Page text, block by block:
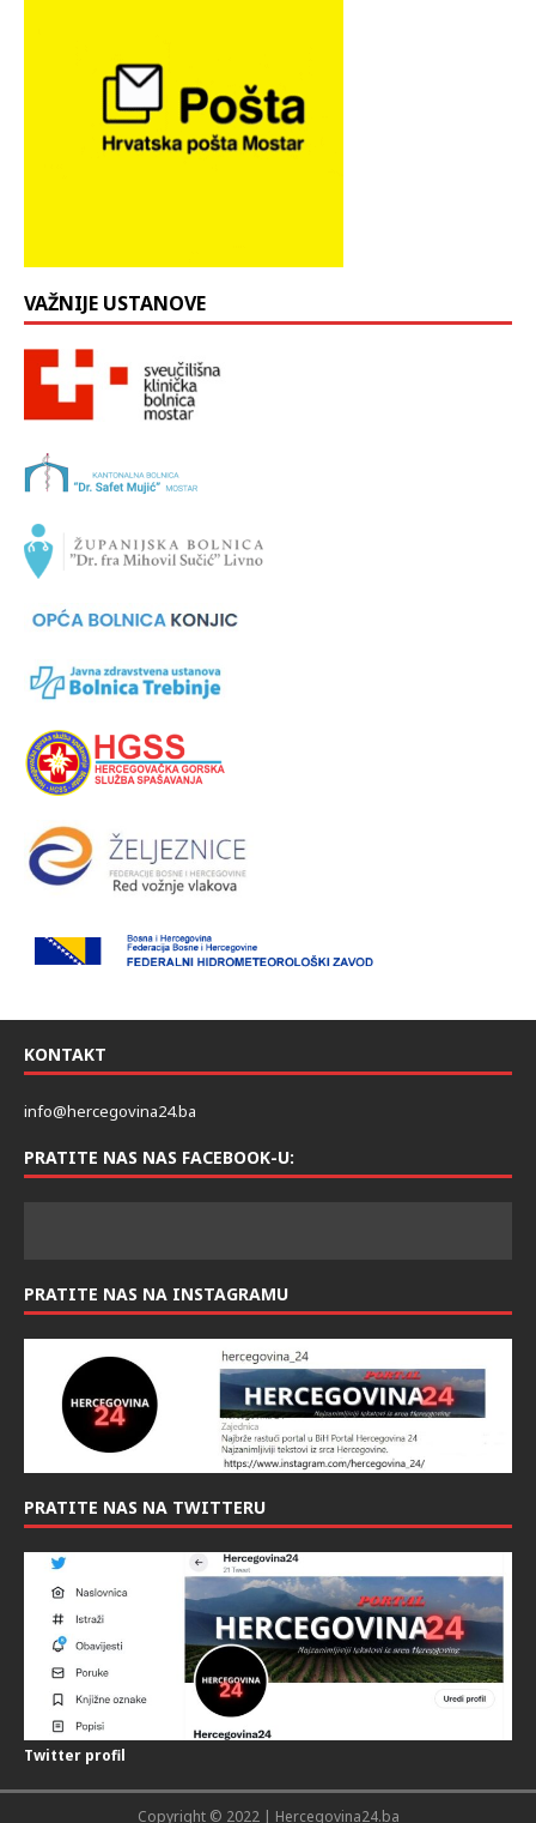
VAŽNIJE USTANOVE
KONTAKT
info@hercegovina24.ba
PRATITE NAS NAS FACEBOOK-U:
PRATITE NAS NA INSTAGRAMU
PRATITE NAS NA TWITTERU
Twitter profil
Copyright © 2022 | Hercegovina24.ba